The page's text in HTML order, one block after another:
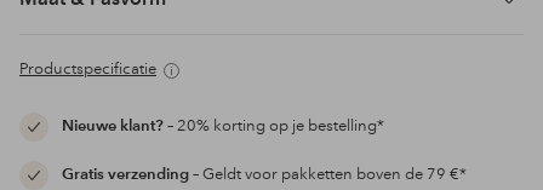
Productspecificatie
Nieuwe klant?– 20% korting op je bestelling*
Gratis verzending– Geldt voor pakketten boven de 79 €*